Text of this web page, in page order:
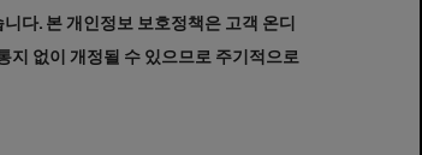
니다. 본 개인정보 보호정책은 고객 온디
지 없이 개정될 수 있으므로 주기적으로